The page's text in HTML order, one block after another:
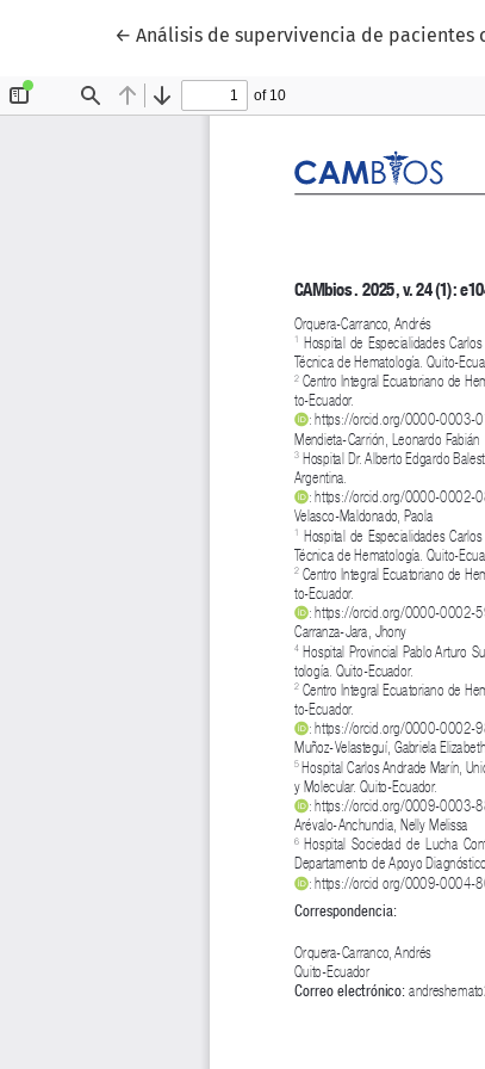
←Volver a los detalles del artículo
Análisis de supervivencia de